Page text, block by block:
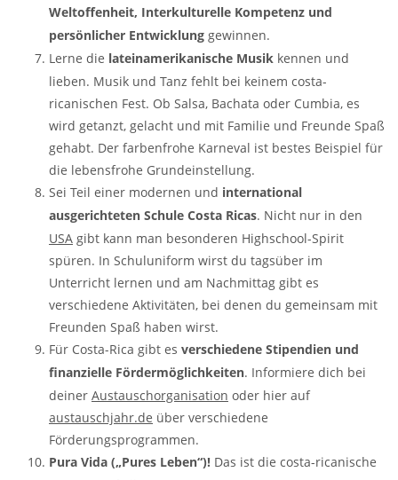
Weltoffenheit, Interkulturelle Kompetenz und
persönlicher Entwicklung gewinnen.
Lerne die lateinamerikanische Musik kennen und
lieben. Musik und Tanz fehlt bei keinem costa-
ricanischen Fest. Ob Salsa, Bachata oder Cumbia, es
wird getanzt, gelacht und mit Familie und Freunde Spaß
gehabt. Der farbenfrohe Karneval ist bestes Beispiel für
die lebensfrohe Grundeinstellung.
Sei Teil einer modernen und international
ausgerichteten Schule Costa Ricas. Nicht nur in den
USA gibt kann man besonderen Highschool-Spirit
spüren. In Schuluniform wirst du tagsüber im
Unterricht lernen und am Nachmittag gibt es
verschiedene Aktivitäten, bei denen du gemeinsam mit
Freunden Spaß haben wirst.
Für Costa-Rica gibt es verschiedene Stipendien und
finanzielle Fördermöglichkeiten. Informiere dich bei
deiner Austauschorganisation oder hier auf
austauschjahr.de über verschiedene
Förderungsprogrammen.
Pura Vida („Pures Leben“)! Das ist die costa-ricanische